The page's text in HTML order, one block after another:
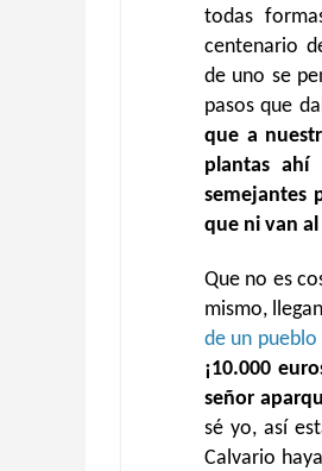
todas
centenario
de uno se
pasos que
que a
plantas ahí
semejantes
que ni van
Que no es
mismo,
de un pueblo
¡10.000
señor
sé yo, así
Calvario